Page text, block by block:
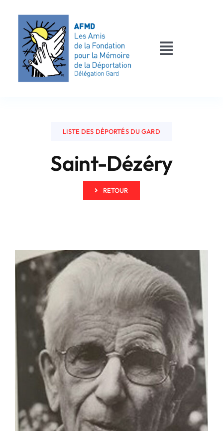
contenu
Toggle
AFMD 30
LISTE DES DÉPORTÉS DU GARD
Saint-Dézéry
RETOUR